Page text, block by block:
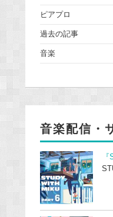
ピアプロ
過去の記事
音楽
音楽配信・